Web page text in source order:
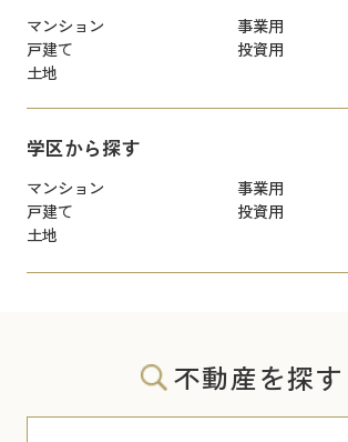
マンション
事業用
戸建て
投資用
土地
学区から探す
マンション
事業用
戸建て
投資用
土地
不動産を探す